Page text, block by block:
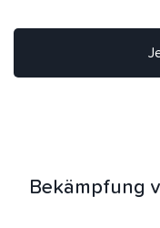
Bekämpfung